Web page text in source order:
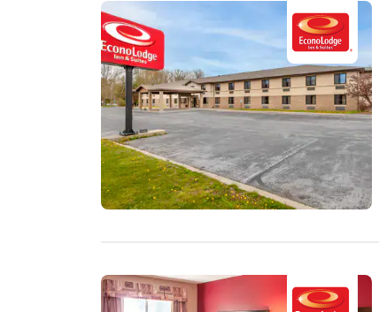
Français
Europe
Deutsch
Spain
English
Ireland
Asie-